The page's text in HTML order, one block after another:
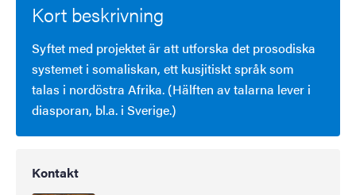
Kort beskrivning
Syftet med projektet är att utforska det prosodiska
systemet i somaliskan, ett kusjitiskt språk som
talas i nordöstra Afrika. (Hälften av talarna lever i
diasporan, bl.a. i Sverige.)
Kontakt